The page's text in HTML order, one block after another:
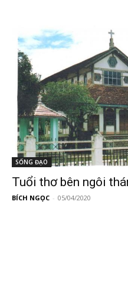
SỐNG ĐẠO
Tuổi thơ bên ngôi
BÍCH NGỌC - 05/04/2020